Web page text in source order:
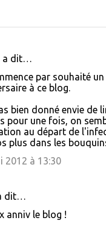
a dit…
par souhaité
à ce blog.
bien donné envie de
pour une fois, on
au départ de
plus dans les
2012 à 13:30
dit…
anniv le blog !